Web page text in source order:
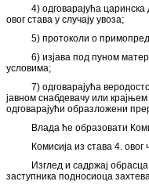
4) одговарајућа
овог става у случају увоза;
5) протоколи о
6) изјава под пуном
условима;
7) одговарајућа
јавном снабдевачу или
одговарајући образложени
Влада ће образовати
Комисија из става 4.
Изглед и садржај
заступника подносиоца